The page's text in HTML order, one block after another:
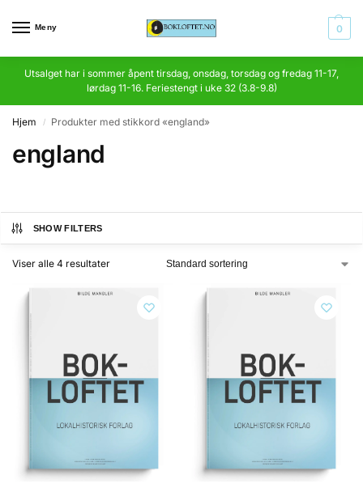
Meny 0
Utsalget har i sommer åpent tirsdag, onsdag, torsdag og fredag 11-17,
lørdag 11-16. Feriestengt i uke 32 (3.8-9.8)
Hjem / Produkter med stikkord «england»
england
SHOW FILTERS
Viser alle 4 resultater